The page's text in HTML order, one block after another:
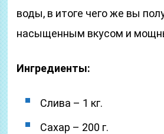
воды, в итоге чего же вы
насыщенным вкусом и
Ингредиенты:
Слива – 1 кг.
Сахар – 200 г.